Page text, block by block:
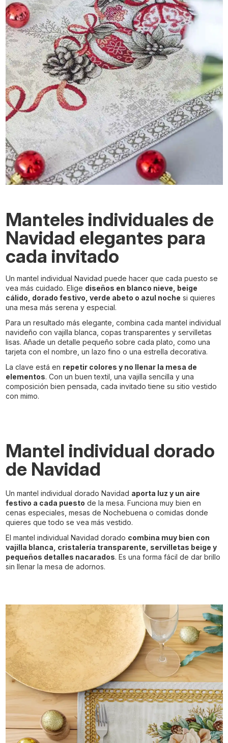
Manteles individuales de
Navidad elegantes para
cada invitado
Un mantel individual Navidad puede hacer que cada puesto se
vea más cuidado. Elige diseños en blanco nieve, beige
cálido, dorado festivo, verde abeto o azul noche si quieres
una mesa más serena y especial.
Para un resultado más elegante, combina cada mantel individual
navideño con vajilla blanca, copas transparentes y servilletas
lisas. Añade un detalle pequeño sobre cada plato, como una
tarjeta con el nombre, un lazo fino o una estrella decorativa.
La clave está en repetir colores y no llenar la mesa de
elementos. Con un buen textil, una vajilla sencilla y una
composición bien pensada, cada invitado tiene su sitio vestido
con mimo.
Mantel individual dorado
de Navidad
Un mantel individual dorado Navidad aporta luz y un aire
festivo a cada puesto de la mesa. Funciona muy bien en
cenas especiales, mesas de Nochebuena o comidas donde
quieres que todo se vea más vestido.
El mantel individual Navidad dorado combina muy bien con
vajilla blanca, cristalería transparente, servilletas beige y
pequeños detalles nacarados. Es una forma fácil de dar brillo
sin llenar la mesa de adornos.